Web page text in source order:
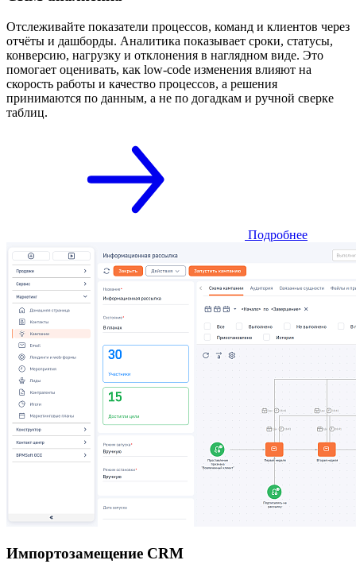
Отслеживайте показатели процессов, команд и клиентов через
отчёты и дашборды. Аналитика показывает сроки, статусы,
конверсию, нагрузку и отклонения в наглядном виде. Это
помогает оценивать, как low-code изменения влияют на
скорость работы и качество процессов, а решения
принимаются по данным, а не по догадкам и ручной сверке
таблиц.
Подробнее
Импортозамещение CRM